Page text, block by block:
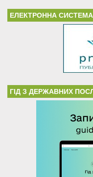
ЕЛЕКТРОННА
ГІД З ДЕРЖАВНИХ